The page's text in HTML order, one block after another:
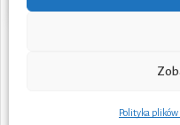
Polityka plików
Portal
ramach Funduszy